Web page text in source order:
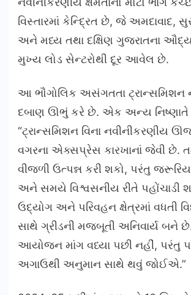
વિસ્તારમાં કેન્દ્રિત છે, જે અમદાવાદ,
અને મધ્ય તથા દક્ષિણ ગુજરાતના
મુખ્ય લોડ સેન્ટરોથી દૂર આવેલ છે.
આ ભૌગોલિક અસંગતતા ટ્રાન્સમિશન
દબાણ ઊભું કરે છે. એક અન્ય નિષ્ણાતે
“ટ્રાન્સમિશન વિના નવીનીકરણીય
વગરના એક્સપ્રેસ કારખાનાં જેવી છે.
વીજળી ઉત્પન્ન કરી શકો, પરંતુ
અને સમયે વિશ્વસનીય રીતે પહોંચાડી
ઉદ્યોગ અને પરિવહન ક્ષેત્રમાં વધતી
સાથે ગ્રીડની મજબૂતી અનિવાર્ય બને
આયોજન માંગ વધ્યા પછી નહીં, પરંતુ
અગાઉથી અનુમાન સાથે થવું જોઈએ.”